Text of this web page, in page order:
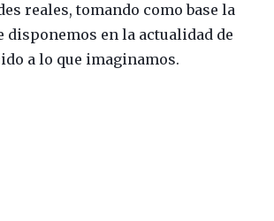
reales, tomando como base la
disponemos en la actualidad de
a lo que imaginamos.